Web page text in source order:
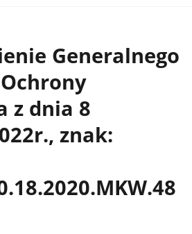
Generalnego
z dnia 8
znak: